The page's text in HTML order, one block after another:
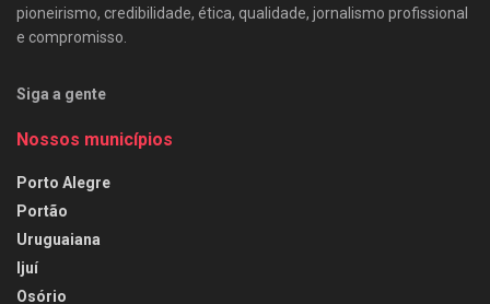
pioneirismo, credibilidade, ética, qualidade, jornalismo profissional
e compromisso.
Siga a gente
Nossos municípios
Porto Alegre
Portão
Uruguaiana
Ijuí
Osório